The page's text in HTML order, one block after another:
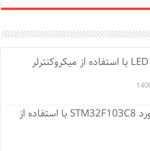
مدار دیمر پاور LED با استفاده از میکروکنترلر
پروگرم کردن بورد STM32F103C8 با استفاده از